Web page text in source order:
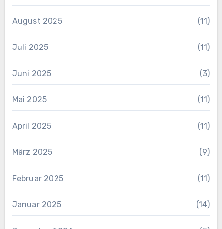
August 2025 (11)
Juli 2025 (11)
Juni 2025 (3)
Mai 2025 (11)
April 2025 (11)
März 2025 (9)
Februar 2025 (11)
Januar 2025 (14)